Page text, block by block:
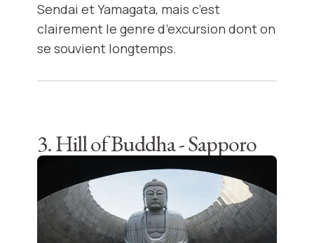
Sendai et Yamagata, mais c’est
clairement le genre d’excursion dont on
se souvient longtemps.
3. Hill of Buddha - Sapporo